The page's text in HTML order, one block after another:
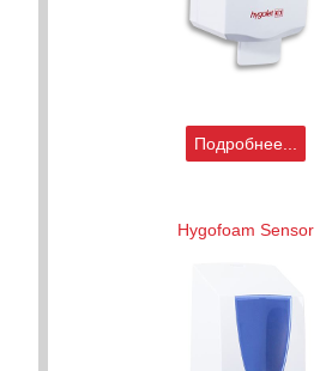
Подробнее...
Hygofoam Sensor